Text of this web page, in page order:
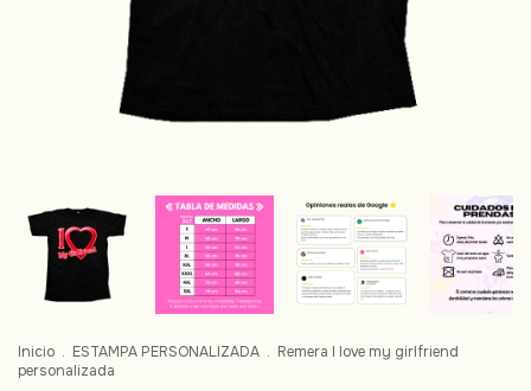
Inicio . ESTAMPA PERSONALIZADA . Remera I love my girlfriend
personalizada